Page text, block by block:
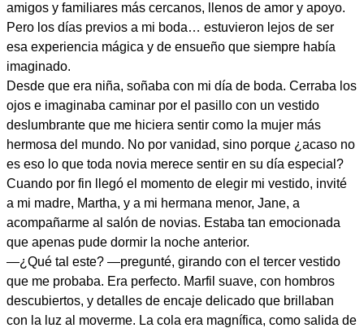
amigos y familiares más cercanos, llenos de amor y apoyo.
Pero los días previos a mi boda… estuvieron lejos de ser
esa experiencia mágica y de ensueño que siempre había
imaginado.
Desde que era niña, soñaba con mi día de boda. Cerraba los
ojos e imaginaba caminar por el pasillo con un vestido
deslumbrante que me hiciera sentir como la mujer más
hermosa del mundo. No por vanidad, sino porque ¿acaso no
es eso lo que toda novia merece sentir en su día especial?
Cuando por fin llegó el momento de elegir mi vestido, invité
a mi madre, Martha, y a mi hermana menor, Jane, a
acompañarme al salón de novias. Estaba tan emocionada
que apenas pude dormir la noche anterior.
—¿Qué tal este? —pregunté, girando con el tercer vestido
que me probaba. Era perfecto. Marfil suave, con hombros
descubiertos, y detalles de encaje delicado que brillaban
con la luz al moverme. La cola era magnífica, como salida de